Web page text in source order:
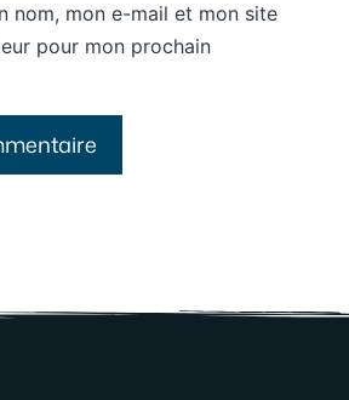
nom, mon e-mail et mon site
pour mon prochain